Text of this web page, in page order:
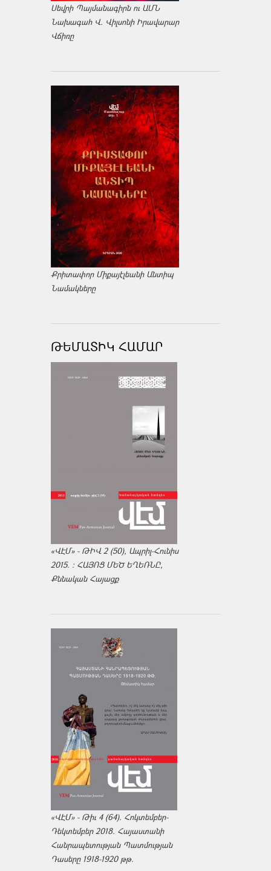
Սեվրի Պայմանագիրն ու ԱՄՆ
Նախագահ Վ. Վիլսոնի Իրավարար
Վճիռը
Քրիտափոր Միքայէլեանի Անտիպ
Նամակները
ԹԵՄԱՏԻԿ ՀԱՄԱՐ
«ՎԷՄ» - ԹԻՎ 2 (50), Ապրիլ-Հունիս
2015. : ՀԱՅՈՑ ՄԵԾ ԵՂԵՌՆԸ,
Քննական Հայացք
«ՎԷՄ» - Թիւ 4 (64). Հոկտեմբեր-
Դեկտեմբեր 2018. Հայաստանի
Հանրապետության Պատմության
Դասերը 1918-1920 թթ.